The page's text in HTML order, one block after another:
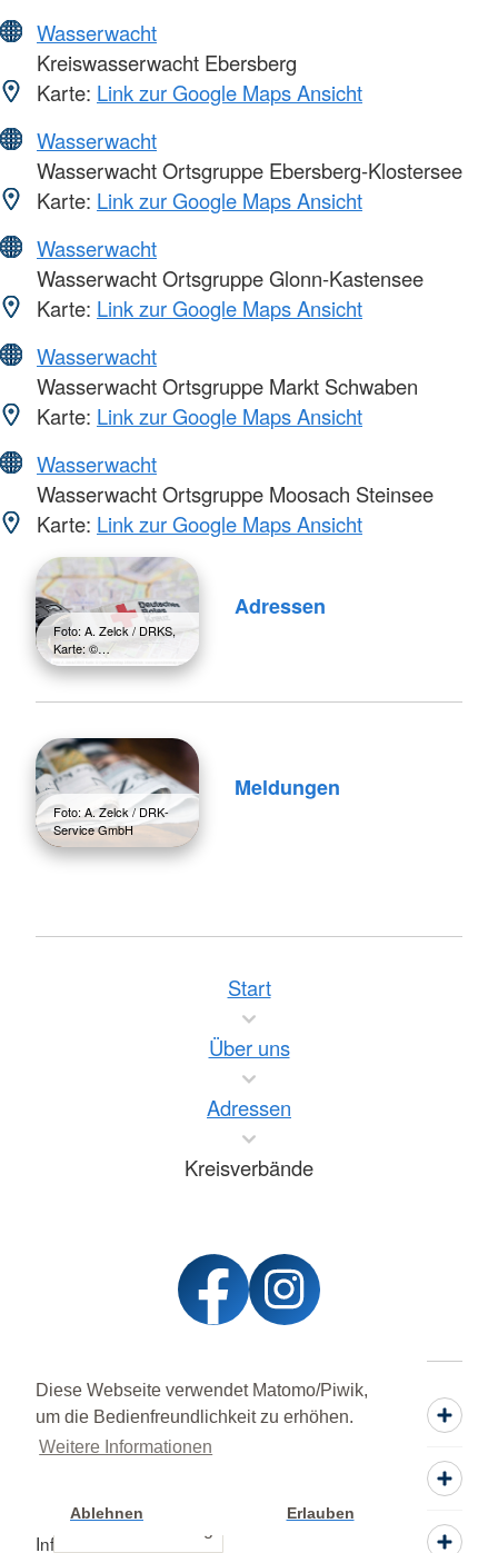
Diese Webseite verwendet Matomo/Piwik,
um die Bedienfreundlichkeit zu erhöhen.
Weitere Informationen
Ablehnen Erlauben
Wasserwacht
Kreiswasserwacht Ebersberg
Karte: Link zur Google Maps Ansicht
Wasserwacht
Wasserwacht Ortsgruppe Ebersberg-Klostersee
Karte: Link zur Google Maps Ansicht
Wasserwacht
Wasserwacht Ortsgruppe Glonn-Kastensee
Karte: Link zur Google Maps Ansicht
Wasserwacht
Wasserwacht Ortsgruppe Markt Schwaben
Karte: Link zur Google Maps Ansicht
Wasserwacht
Wasserwacht Ortsgruppe Moosach Steinsee
Karte: Link zur Google Maps Ansicht
Foto: A. Zelck / DRKS,
Karte: ©…
Adressen
Foto: A. Zelck / DRK-
Service GmbH
Meldungen
Start
Über uns
Adressen
Kreisverbände
Spenden
Informieren